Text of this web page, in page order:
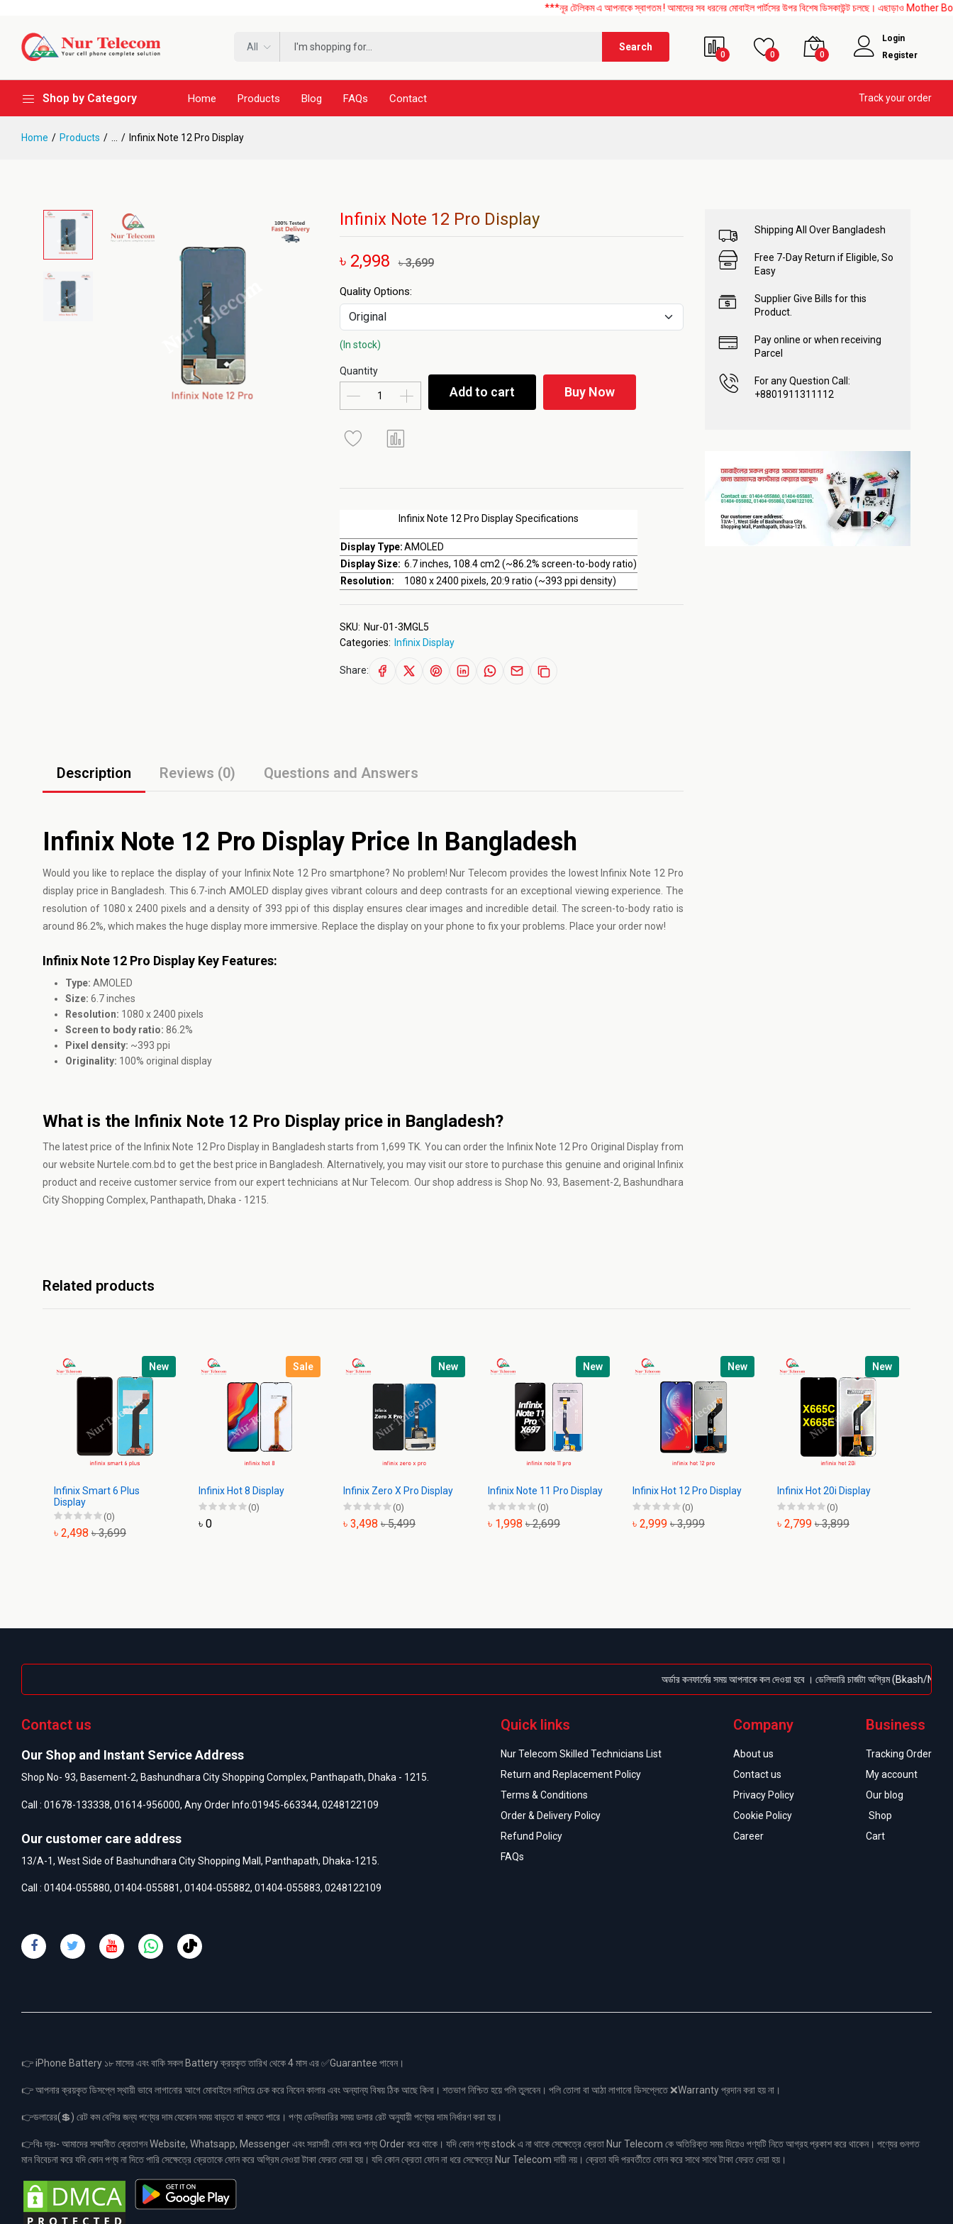
***নূর টেলিকম এ আপনাকে স্বাগতম ! আমাদের সব ধরনের মোবাইল পার্টসের উপর বিশেষ ডিসকাউন্ট চলছে। এছাড়াও Mother Board,
All Search
0 0 0
Login
Register
Shop by Category Home Products Blog FAQs Contact Track your order
Home Products Infinix Note 12 Pro Display
Infinix Note 12 Pro Display
৳ 2,998 ৳ 3,699
Infinix Note 12 Pro Display Specifications
Display Type:AMOLED
Display Size: 6.7 inches, 108.4 cm2 (~86.2% screen-to-body ratio)
Resolution:
1080 x 2400 pixels, 20:9 ratio (~393 ppi density)
Quality Options:
(In stock)
Quantity
Add to cart Buy Now
SKU: Nur-01-3MGL5
Categories: Infinix Display
Share:
Description Reviews (0) Questions and Answers
Infinix Note 12 Pro Display Price In Bangladesh
Would you like to replace the display of your Infinix Note 12 Pro smartphone? No problem! Nur Telecom provides the lowest Infinix Note 12 Pro
display price in Bangladesh. This 6.7-inch AMOLED display gives vibrant colours and deep contrasts for an exceptional viewing experience. The
resolution of 1080 x 2400 pixels and a density of 393 ppi of this display ensures clear images and incredible detail. The screen-to-body ratio is
around 86.2%, which makes the huge display more immersive. Replace the display on your phone to fix your problems. Place your order now!
Infinix Note 12 Pro Display Key Features:
Type: AMOLED
Size: 6.7 inches
Resolution: 1080 x 2400 pixels
Screen to body ratio: 86.2%
Pixel density: ~393 ppi
Originality: 100% original display
What is the Infinix Note 12 Pro Display price in Bangladesh?
The latest price of the Infinix Note 12 Pro Display in Bangladesh starts from 1,699 TK. You can order the Infinix Note 12 Pro Original Display from
our website Nurtele.com.bd to get the best price in Bangladesh. Alternatively, you may visit our store to purchase this genuine and original Infinix
product and receive customer service from our expert technicians at Nur Telecom. Our shop address is Shop No. 93, Basement-2, Bashundhara
City Shopping Complex, Panthapath, Dhaka - 1215.
Shipping All Over Bangladesh
Free 7-Day Return if Eligible, So
Easy
Supplier Give Bills for this
Product.
Pay online or when receiving
Parcel
For any Question Call:
+8801911311112
Related products
New
Infinix Smart 6 Plus
Display
(0)
৳ 2,498 ৳ 3,699
Sale
Infinix Hot 8 Display
(0)
৳ 0
New
Infinix Zero X Pro Display
(0)
৳ 3,498 ৳ 5,499
New
Infinix Note 11 Pro Display
(0)
৳ 1,998 ৳ 2,699
New
Infinix Hot 12 Pro Display
(0)
৳ 2,999 ৳ 3,999
New
Infinix Hot 20i Display
(0)
৳ 2,799 ৳ 3,899
অর্ডার কনফার্মের সময় আপনাকে কল দেওয়া হবে । ডেলিভারি চার্জটা অগ্রিম (Bkash/Nagad:
Contact us
Our Shop and Instant Service Address
Shop No- 93, Basement-2, Bashundhara City Shopping Complex, Panthapath, Dhaka - 1215.
Call : 01678-133338, 01614-956000, Any Order Info:01945-663344, 0248122109
Our customer care address
13/A-1, West Side of Bashundhara City Shopping Mall, Panthapath, Dhaka-1215.
Call : 01404-055880, 01404-055881, 01404-055882, 01404-055883, 0248122109
Quick links
Nur Telecom Skilled Technicians List
Return and Replacement Policy
Terms & Conditions
Order & Delivery Policy
Refund Policy
FAQs
Company
About us
Contact us
Privacy Policy
Cookie Policy
Career
Business
Tracking Order
My account
Our blog
Shop
Cart
👉 iPhone Battery ১৮ মাসের এবং বাকি সকল Battery ক্রয়কৃত তারিখ থেকে 4 মাস এর ✅Guarantee পাবেন।
👉 আপনার ক্রয়কৃত ডিসপ্লে স্থায়ী ভাবে লাগানোর আগে মোবাইলে লাগিয়ে চেক করে নিবেন কালার এবং অন্যান্য বিষয় ঠিক আছে কিনা। শতভাগ নিশ্চিত হয়ে পলি তুলবেন। পলি তোলা বা আঠা লাগানো ডিসপ্লেতে ❌Warranty প্রদান করা হয় না।
👉ডলারের(💲) রেট কম বেশির জন্য পণ্যের দাম যেকোন সময় বাড়তে বা কমতে পারে। পণ্য ডেলিভারির সময় ডলার রেট অনুযায়ী পণ্যের দাম নির্ধারণ করা হয়।
👉বিঃ দ্রঃ- আমাদের সম্মানীত ক্রেতাগন Website, Whatsapp, Messenger এবং সরাসরী ফোন করে পণ্য Order করে থাকে। যদি কোন পণ্য stock এ না থাকে সেক্ষেত্রে ক্রেতা Nur Telecom কে অতিরিক্ত সময় দিয়েও পণ্যটি নিতে আগ্রহ প্রকাশ করে থাকেন। পণ্যের গুনগত
মান বিবেচনা করে যদি কোন পণ্য না দিতে পারি সেক্ষেত্রে ক্রেতাকে ফোন করে অগ্রিম নেওয়া টাকা ফেরত দেয়া হয়। যদি কোন ক্রেতা ফোন না ধরে সেক্ষেত্রে Nur Telecom দায়ী নয়। ক্রেতা যদি পরবর্তীতে ফোন করে সাথে সাথে টাকা ফেরত দেয়া হয়।